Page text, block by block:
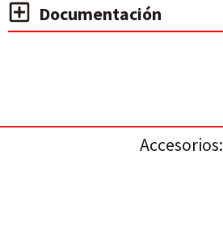
Documentación
Accesorios: